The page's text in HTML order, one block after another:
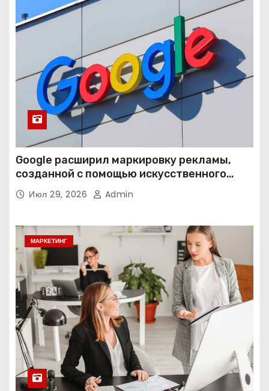
Google расширил маркировку рекламы,
созданной с помощью искусственного
интеллекта
Июл 29, 2026 Admin
МАРКЕТИНГ